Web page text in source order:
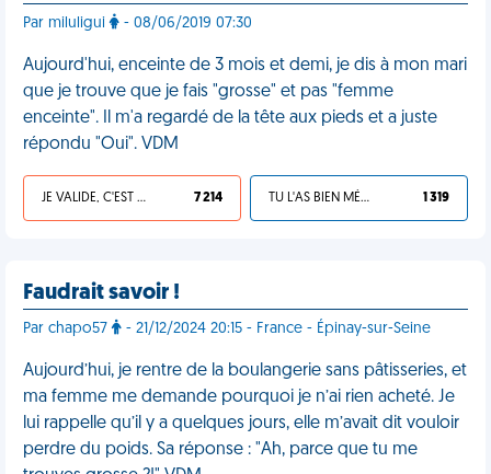
Par miluligui - 08/06/2019 07:30
Aujourd'hui, enceinte de 3 mois et demi, je dis à mon mari
que je trouve que je fais "grosse" et pas "femme
enceinte". Il m'a regardé de la tête aux pieds et a juste
répondu "Oui". VDM
JE VALIDE, C'EST UNE VDM 7 214 TU L'AS BIEN MÉRITÉ 1 319
Faudrait savoir !
Par chapo57 - 21/12/2024 20:15 - France - Épinay-sur-Seine
Aujourd’hui, je rentre de la boulangerie sans pâtisseries, et
ma femme me demande pourquoi je n’ai rien acheté. Je
lui rappelle qu’il y a quelques jours, elle m’avait dit vouloir
perdre du poids. Sa réponse : "Ah, parce que tu me